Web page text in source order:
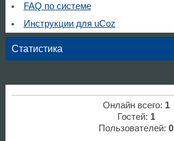
FAQ по системе
Инструкции для uCoz
Статистика
Онлайн всего: 1
Гостей: 1
Пользователей:0